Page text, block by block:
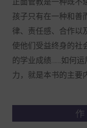
孩子只有在一种和善
律、责任感、合作以
使他们受益终身的社
的学业成绩……如何
力，就是本书的主要